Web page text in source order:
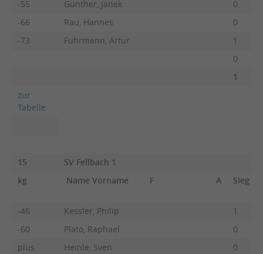
-55
Günther, Janek
0
-66
Rau, Hannes
0
-73
Fuhrmann, Artur
1
0
1
zur
Tabelle
15
SV Fellbach 1
kg
Name Vorname F A Sieg
-46 Kessler, Philip
1
-60
Plato, Raphael
0
plus
Heinle, Sven
0